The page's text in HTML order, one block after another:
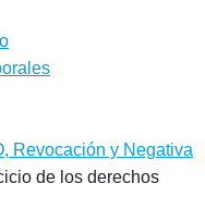
Revocación y Negativa
de los derechos